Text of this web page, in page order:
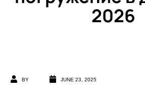
2026
BY JUNE 23, 2025